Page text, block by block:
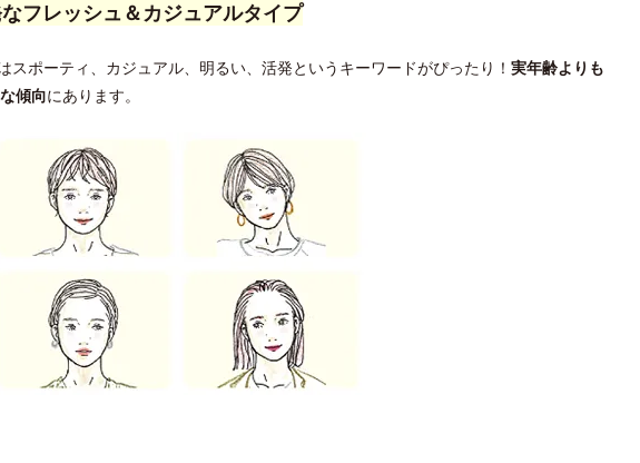
フレッシュ＆カジュアルタイプ
ポーティ、カジュアル、明るい、活発というキーワードがぴったり！ 実年齢よりも
傾向にあります。